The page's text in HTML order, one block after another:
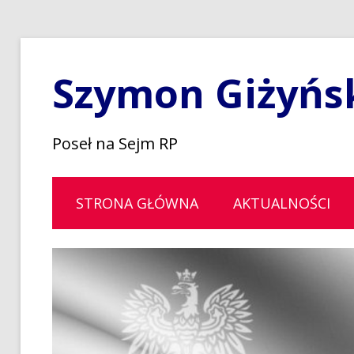
Szymon
Poseł na Sejm RP
STRONA GŁÓWNA AKTUALNOŚCI